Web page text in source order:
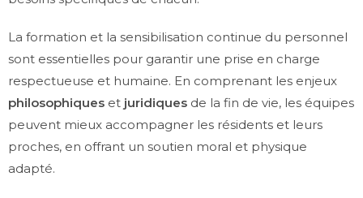
La formation et la sensibilisation continue du personnel
sont essentielles pour garantir une prise en charge
respectueuse et humaine. En comprenant les enjeux
philosophiques et juridiques de la fin de vie, les équipes
peuvent mieux accompagner les résidents et leurs
proches, en offrant un soutien moral et physique
adapté.